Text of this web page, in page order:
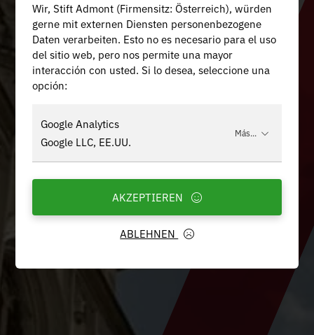
Wir, Stift Admont (Firmensitz: Österreich), würden
gerne mit externen Diensten personenbezogene
Daten verarbeiten. Esto no es necesario para el uso
del sitio web, pero nos permite una mayor
interacción con usted. Si lo desea, seleccione una
opción:
Google Analytics
Google LLC, EE.UU.
Más...
ABLEHNEN
AKZEPTIEREN